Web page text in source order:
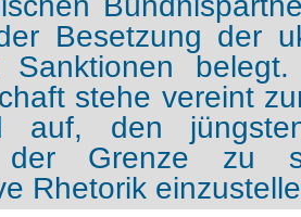
Besetzung der
Sanktionen
stehe vereint
auf, den
der Grenze zu
Rhetorik